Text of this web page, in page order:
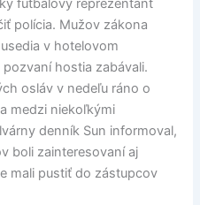
futbalový reprezentant
polícia. Mužov zákona
v hotelovom
hostia zabávali.
osláv v nedeľu ráno o
medzi niekoľkými
denník Sun informoval,
boli zainteresovaní aj
mali pustiť do zástupcov